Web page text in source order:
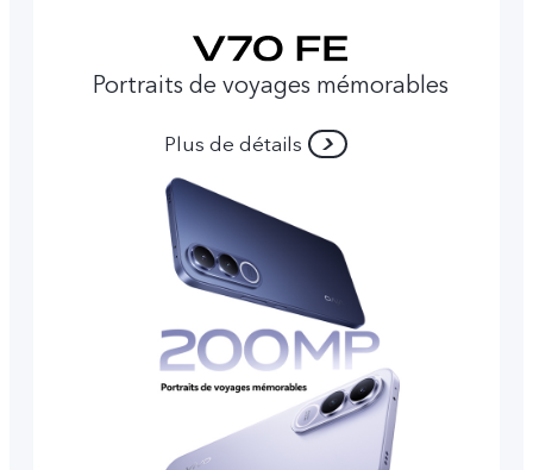
Portraits de voyages mémorables
Plus de détails